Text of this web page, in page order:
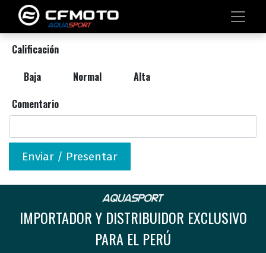
Calificación
Baja
Normal
Alta
Comentario
Enviar / Presentar
IMPORTADOR Y DISTRIBUIDOR EXCLUSIVO
PARA EL PERÚ